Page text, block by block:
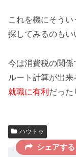
これを機にそうい
探してみるのもい
今は消費税の関係
ルート計算が出来
就職に有利 だった
ハウトゥ
シェアする